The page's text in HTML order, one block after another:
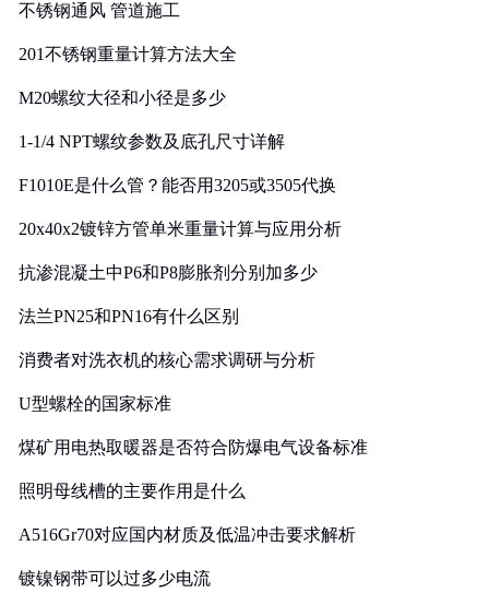
不锈钢通风 管道施工
201不锈钢重量计算方法大全
M20螺纹大径和小径是多少
1-1/4 NPT螺纹参数及底孔尺寸详解
F1010E是什么管？能否用3205或3505代换
20x40x2镀锌方管单米重量计算与应用分析
抗渗混凝土中P6和P8膨胀剂分别加多少
法兰PN25和PN16有什么区别
消费者对洗衣机的核心需求调研与分析
U型螺栓的国家标准
煤矿用电热取暖器是否符合防爆电气设备标准
照明母线槽的主要作用是什么
A516Gr70对应国内材质及低温冲击要求解析
镀镍钢带可以过多少电流